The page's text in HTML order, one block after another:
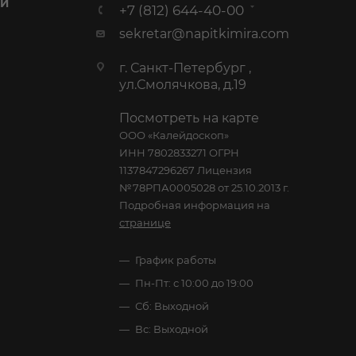
+7 (812) 644-40-00
sekretar@napitkimira.com
г. Санкт-Петербург ,
ул.Смолячкова, д.19
Посмотреть на карте
ООО «Калейдоскоп»
ИНН 7802833271 ОГРН
1137847296267 Лицензия
№78РПА0005028 от 25.10.2013 г.
Подробная информация на
странице
График работы
Пн-Пт: с 10:00 до 19:00
Сб: Выходной
Вс: Выходной